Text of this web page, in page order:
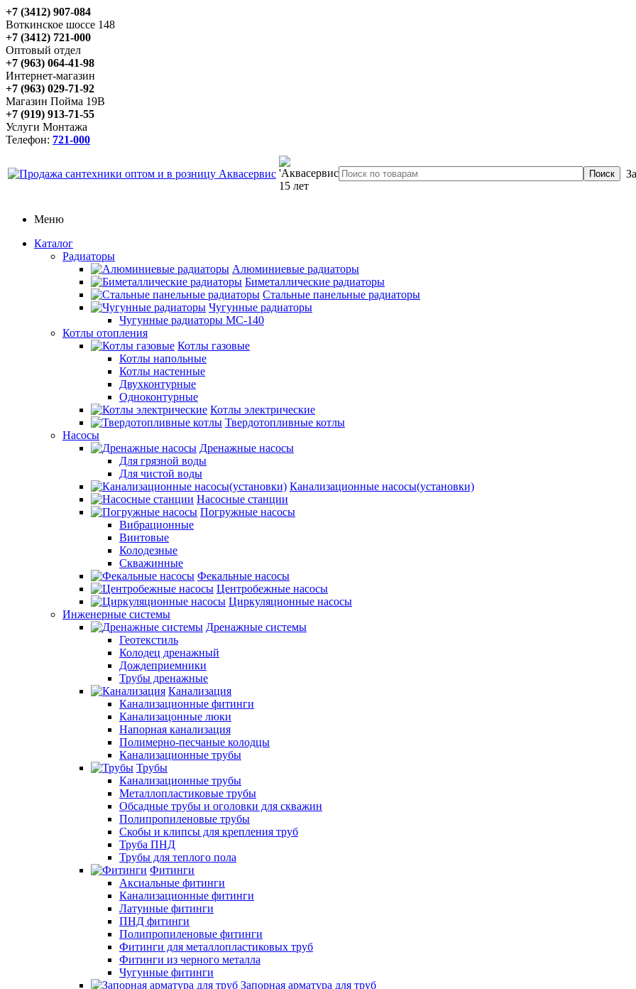
+7 (3412) 907-084
Воткинское шоссе 148
+7 (3412) 721-000
Оптовый отдел
+7 (963) 064-41-98
Интернет-магазин
+7 (963) 029-71-92
Магазин Пойма 19В
+7 (919) 913-71-55
Услуги Монтажа
Телефон: 721-000
Меню
Каталог
Радиаторы
Алюминиевые радиаторы
Биметаллические радиаторы
Стальные панельные радиаторы
Чугунные радиаторы
Чугунные радиаторы МС-140
Котлы отопления
Котлы газовые
Котлы напольные
Котлы настенные
Двухконтурные
Одноконтурные
Котлы электрические
Твердотопливные котлы
Насосы
Дренажные насосы
Для грязной воды
Для чистой воды
Канализационные насосы(установки)
Насосные станции
Погружные насосы
Вибрационные
Винтовые
Колодезные
Скважинные
Фекальные насосы
Центробежные насосы
Циркуляционные насосы
Инженерные системы
Дренажные системы
Геотекстиль
Колодец дренажный
Дождеприемники
Трубы дренажные
Канализация
Канализационные фитинги
Канализацонные люки
Напорная канализация
Полимерно-песчаные колодцы
Канализационные трубы
Трубы
Канализационные трубы
Металлопластиковые трубы
Обсадные трубы и оголовки для скважин
Полипропиленовые трубы
Скобы и клипсы для крепления труб
Труба ПНД
Трубы для теплого пола
Фитинги
Аксиальные фитинги
Канализационные фитинги
Латунные фитинги
ПНД фитинги
Полипропиленовые фитинги
Фитинги для металлопластиковых труб
Фитинги из черного металла
Чугунные фитинги
Запорная арматура для труб